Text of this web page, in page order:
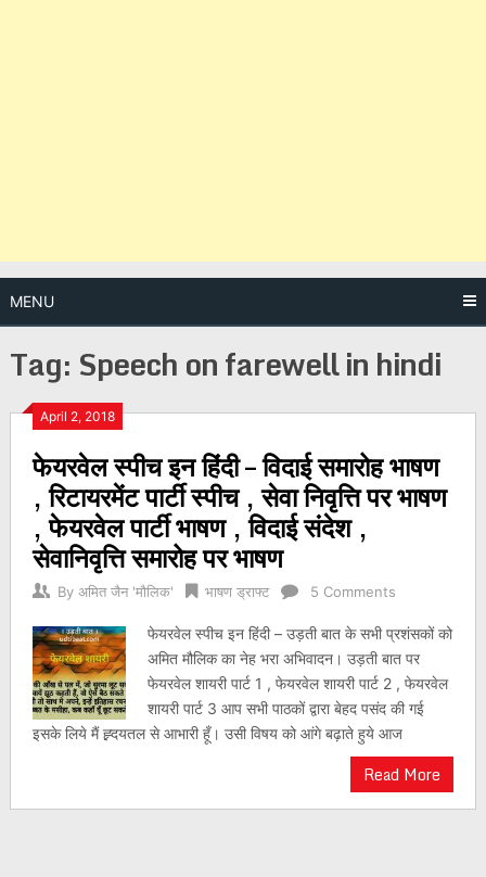
MENU
Tag: Speech on farewell in hindi
April 2, 2018
फेयरवेल स्पीच इन हिंदी – विदाई समारोह भाषण
, रिटायरमेंट पार्टी स्पीच , सेवा निवृत्ति पर भाषण
, फेयरवेल पार्टी भाषण , विदाई संदेश ,
सेवानिवृत्ति समारोह पर भाषण
By अमित जैन 'मौलिक' भाषण ड्राफ्ट 5 Comments
फेयरवेल स्पीच इन हिंदी – उड़ती बात के सभी प्रशंसकों को
अमित मौलिक का नेह भरा अभिवादन। उड़ती बात पर
फेयरवेल शायरी पार्ट 1 , फेयरवेल शायरी पार्ट 2 , फेयरवेल
शायरी पार्ट 3 आप सभी पाठकों द्वारा बेहद पसंद की गई
इसके लिये मैं ह्र्दयतल से आभारी हूँ। उसी विषय को आंगे बढ़ाते हुये आज
Read More
Posts
navigation